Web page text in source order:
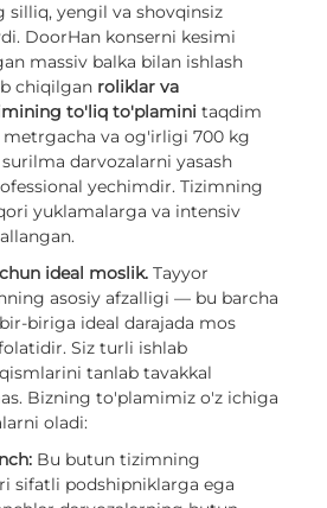
silliq, yengil va shovqinsiz
DoorHan konserni kesimi
massiv balka bilan ishlash
chiqilgan roliklar va
to'liq to'plamini taqdim
va og'irligi 700 kg
darvozalarni yasash
yechimdir. Tizimning
yuklamalarga va intensiv
ideal moslik. Tayyor
asosiy afzalligi — bu barcha
biriga ideal darajada mos
Siz turli ishlab
tanlab tavakkal
Bizning to'plamimiz o'z ichiga
oladi:
Bu butun tizimning
sifatli podshipniklarga ega